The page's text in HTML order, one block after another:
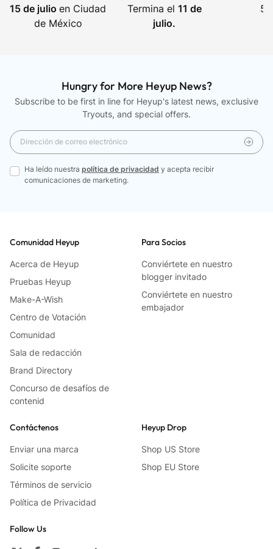
15 de julioen Ciudad
de México
Termina el 11 de
julio.
5-
Hungry for More Heyup News?
Subscribe to be first in line for Heyup's latest news, exclusive
Tryouts, and special offers.
Ha leído nuestra política de privacidad y acepta recibir
comunicaciones de marketing.
Comunidad Heyup
Acerca de Heyup
Pruebas Heyup
Make-A-Wish
Centro de Votación
Comunidad
Sala de redacción
Brand Directory
Concurso de desafíos de
contenid
Para Socios
Conviértete en nuestro
blogger invitado
Conviértete en nuestro
embajador
Contáctenos
Enviar una marca
Solicite soporte
Términos de servicio
Política de Privacidad
Heyup Drop
Shop US Store
Shop EU Store
Follow Us